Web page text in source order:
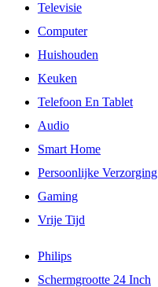
Televisie
Computer
Huishouden
Keuken
Telefoon En Tablet
Audio
Smart Home
Persoonlijke Verzorging
Gaming
Vrije Tijd
Philips
Schermgrootte 24 Inch